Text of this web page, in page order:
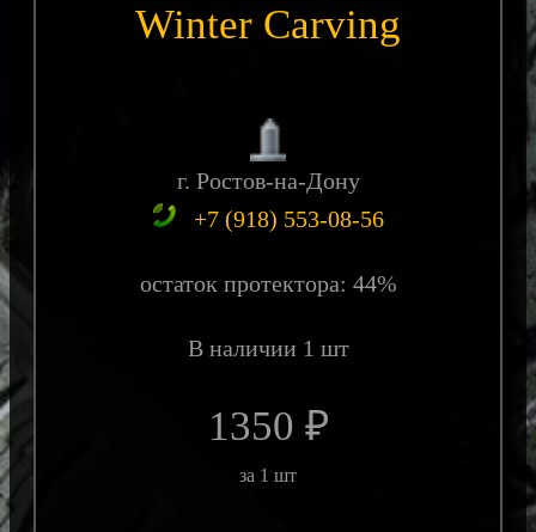
Winter Carving
г. Ростов-на-Дону
+7 (918) 553-08-56
остаток протектора: 44%
В наличии 1 шт
1350 ₽
за 1 шт